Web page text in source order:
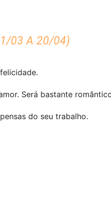
03 A 20/04)
Será bastante
do seu trabalho.